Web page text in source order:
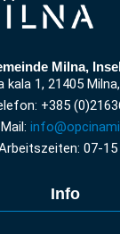
Milna,
kala 1, 21405
+385
07-15
Info